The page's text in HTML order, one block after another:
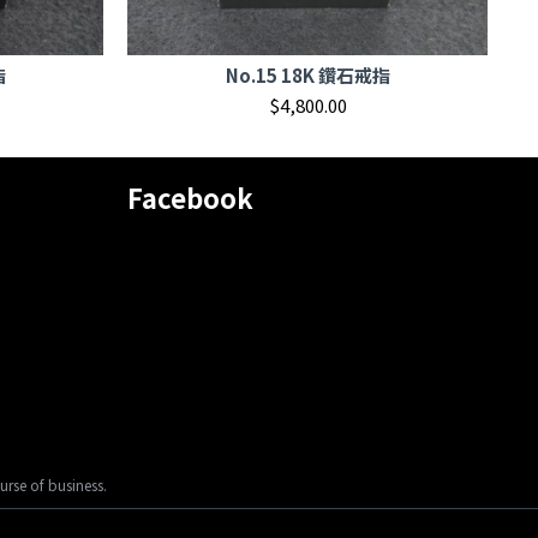
No.15 18K 鑽石戒指
$4,800.00
Facebook
of business.